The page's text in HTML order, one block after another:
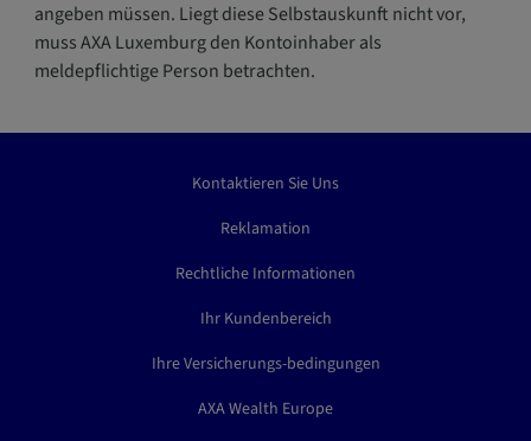
angeben müssen. Liegt diese Selbstauskunft nicht vor,
muss AXA Luxemburg den Kontoinhaber als
meldepflichtige Person betrachten.
Kontaktieren Sie Uns
Reklamation
Rechtliche Informationen
Ihr Kundenbereich
Ihre Versicherungs-bedingungen
AXA Wealth Europe